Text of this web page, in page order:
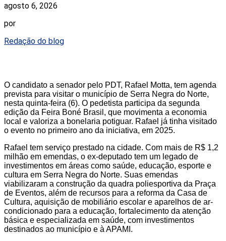
agosto 6, 2026
por
Redação do blog
O candidato a senador pelo PDT, Rafael Motta, tem agenda
prevista para visitar o município de Serra Negra do Norte,
nesta quinta-feira (6). O pedetista participa da segunda
edição da Feira Boné Brasil, que movimenta a economia
local e valoriza a bonelaria potiguar. Rafael já tinha visitado
o evento no primeiro ano da iniciativa, em 2025.
Rafael tem serviço prestado na cidade. Com mais de R$ 1,2
milhão em emendas, o ex-deputado tem um legado de
investimentos em áreas como saúde, educação, esporte e
cultura em Serra Negra do Norte. Suas emendas
viabilizaram a construção da quadra poliesportiva da Praça
de Eventos, além de recursos para a reforma da Casa de
Cultura, aquisição de mobiliário escolar e aparelhos de ar-
condicionado para a educação, fortalecimento da atenção
básica e especializada em saúde, com investimentos
destinados ao município e à APAMI.